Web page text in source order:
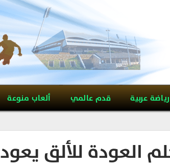
رياضة عربية قدم عالمي ألعاب منوعة
العودة للألق يعود